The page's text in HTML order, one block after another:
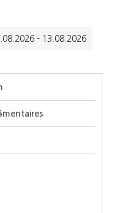
- 13.08.2026